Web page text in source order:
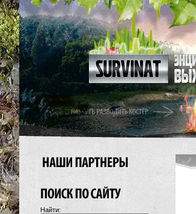
Найти: